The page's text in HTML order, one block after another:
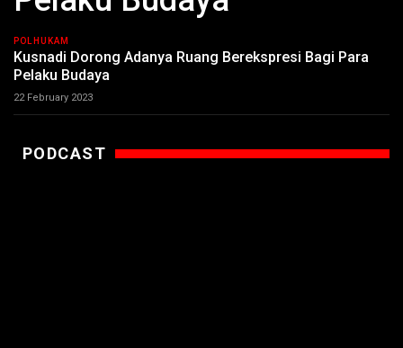
POLHUKAM
Kusnadi Dorong Adanya Ruang Berekspresi Bagi Para
Pelaku Budaya
22 February 2023
PODCAST